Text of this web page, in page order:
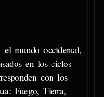
mundo occidental,
en los ciclos
con los
Fuego, Tierra,